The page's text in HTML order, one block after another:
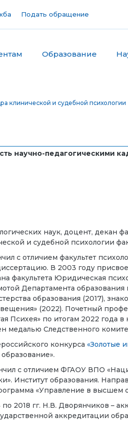
Подать обращение
Образование
клинической и судебной психологии
научно-педагогическими
наук, доцент, декан
и судебной психологии
с отличиемфакультет
В 2003 году
факультета Юридическая
Департамента образования
образования (2017),
(2022). Почетный
Психея» по итогам 2022 года
медалью Следственного
конкурса«Золотые
с отличиемФГАОУ ВПО
Институт образования.
«Управление в высшем
2018 гг. Н.В. Дворянчиков –
аккредитации